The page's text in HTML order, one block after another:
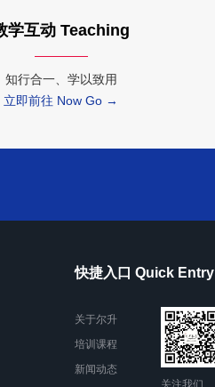
学互动 Teaching
知行合一、学以致用
立即前往 Now Go →
快捷入口 Quick Entry
关于尔升
培训课程
新闻动态
关注我们